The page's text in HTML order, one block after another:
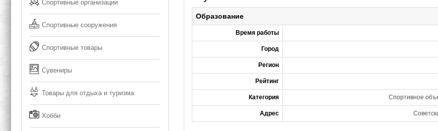
Спортивные организации
Спортивные сооружения
Спортивные товары
Сувениры
Товары для отдыха и туризма
Хобби
Образование
Время работы
Город
Регион
Рейтинг
Категория Спортивное
Адрес